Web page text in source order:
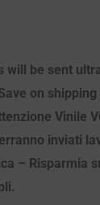
will be sent
on
Vinile
inviati
– Risparmia